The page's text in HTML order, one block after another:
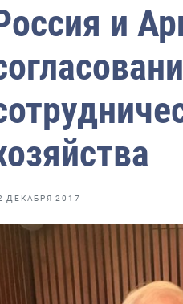
экспедиция
и
ДЕКАБРЯ 2017